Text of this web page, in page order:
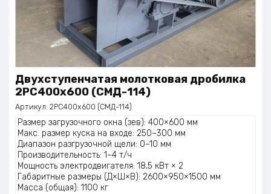
Двухступенчатая молотковая дробилка
2PC400x600 (СМД-114)
Артикул: 2PC400x600 (СМД-114)
Размер загрузочного окна (зев): 400×600 мм
Макс. размер куска на входе: 250–300 мм
Диапазон разгрузочной щели: 0–10 мм
Производительность: 1–4 т/ч
Мощность электродвигателя: 18,5 кВт × 2
Габаритные размеры (Д×Ш×В): 2600×950×1500 мм
Масса (общая): 1100 кг